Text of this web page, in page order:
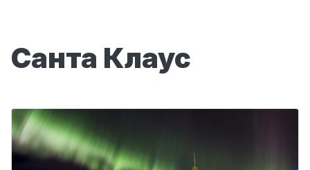
Санта Клаус